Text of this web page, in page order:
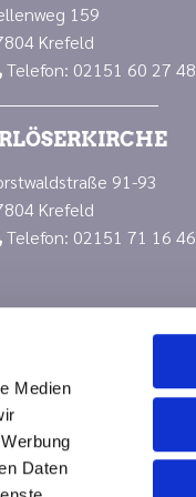
Medien
Daten
159
Krefeld
Telefon: 02151 60 27 48
91-93
Krefeld
Telefon: 02151 71 16 46